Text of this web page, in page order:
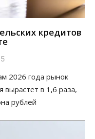
кредитов
2026 года рынок
вырастет в 1,6 раза,
рублей